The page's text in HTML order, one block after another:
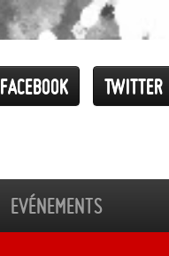
Twitter
Facebook
Evénements